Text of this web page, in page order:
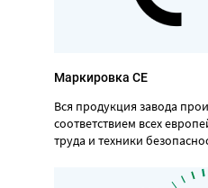
Маркировка CE
Вся продукция завода
соответствием всех
труда и техники